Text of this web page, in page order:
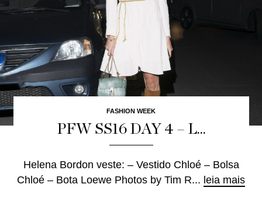
FASHION WEEK
PFW SS16 DAY 4 – L...
Helena Bordon veste: – Vestido Chloé – Bolsa
Chloé – Bota Loewe Photos by Tim R... leia mais